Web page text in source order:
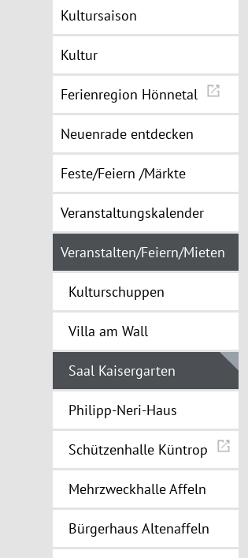
Kultursaison
Kultur
Ferienregion Hönnetal
Neuenrade entdecken
Feste/Feiern /Märkte
Veranstaltungskalender
Veranstalten/Feiern/Mieten
Kulturschuppen
Villa am Wall
Saal Kaisergarten
Philipp-Neri-Haus
Schützenhalle Küntrop
Mehrzweckhalle Affeln
Bürgerhaus Altenaffeln